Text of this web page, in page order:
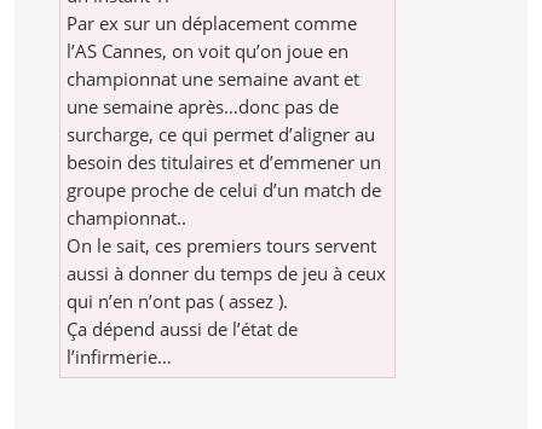
Par ex sur un déplacement comme
l’AS Cannes, on voit qu’on joue en
championnat une semaine avant et
une semaine après…donc pas de
surcharge, ce qui permet d’aligner au
besoin des titulaires et d’emmener un
groupe proche de celui d’un match de
championnat..
On le sait, ces premiers tours servent
aussi à donner du temps de jeu à ceux
qui n’en n’ont pas ( assez ).
Ça dépend aussi de l’état de
l’infirmerie…